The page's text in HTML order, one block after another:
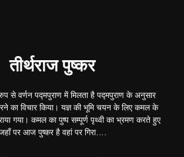
तीर्थराज पुष्कर
से वर्णन पद्मपुराण में मिलता है पद्मपुराण के अनुसार
का विचार किया। यज्ञ की भूमि चयन के लिए कमल के
गया। कमल का पुष्प सम्पूर्ण पृथ्वी का भ्रमण करते हुए
पर आज पुष्कर है वहां पर गिरा….